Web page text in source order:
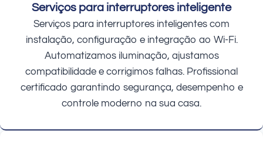
Serviços para interruptores inteligente
Serviços para interruptores inteligentes com
instalação, configuração e integração ao Wi-Fi.
Automatizamos iluminação, ajustamos
compatibilidade e corrigimos falhas. Profissional
certificado garantindo segurança, desempenho e
controle moderno na sua casa.